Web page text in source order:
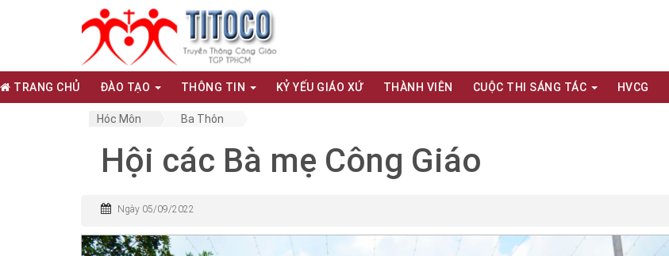
TRANG CHỦ ĐÀO TẠO THÔNG TIN KỶ YẾU GIÁO XỨ THÀNH VIÊN CUỘC THI SÁNG TÁC HVCG
Hóc Môn Ba Thôn
Hội các Bà mẹ Công Giáo
Ngày 05/09/2022